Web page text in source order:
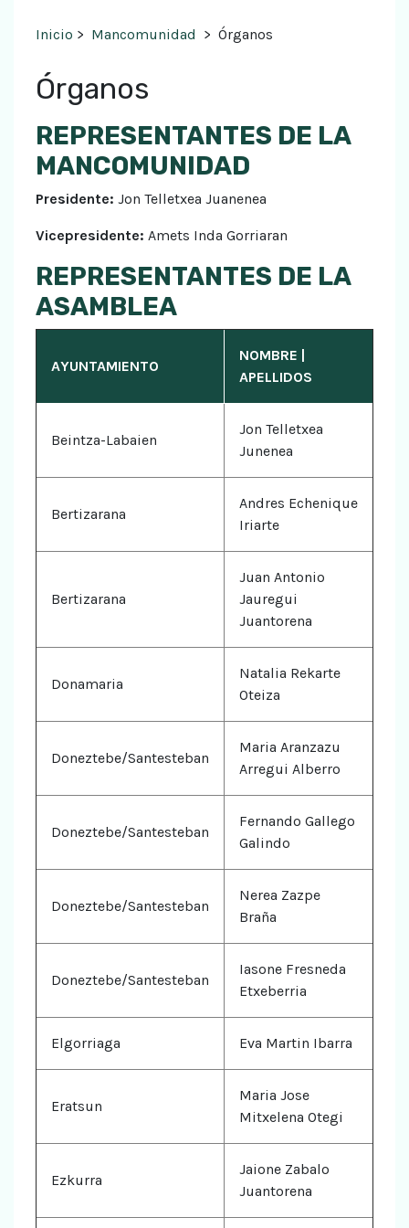
Inicio > Mancomunidad > Órganos
Órganos
REPRESENTANTES DE LA
MANCOMUNIDAD
Presidente: Jon Telletxea Juanenea
Vicepresidente: Amets Inda Gorriaran
REPRESENTANTES DE LA
ASAMBLEA
AYUNTAMIENTO
NOMBRE |
APELLIDOS
Beintza-Labaien
Jon Telletxea
Junenea
Bertizarana
Andres Echenique
Iriarte
Bertizarana
Juan Antonio
Jauregui
Juantorena
Donamaria
Natalia Rekarte
Oteiza
Doneztebe/Santesteban
Maria Aranzazu
Arregui Alberro
Doneztebe/Santesteban
Fernando Gallego
Galindo
Doneztebe/Santesteban
Nerea Zazpe
Braña
Doneztebe/Santesteban
Iasone Fresneda
Etxeberria
Elgorriaga Eva Martin Ibarra
Eratsun
Maria Jose
Mitxelena Otegi
Ezkurra
Jaione Zabalo
Juantorena